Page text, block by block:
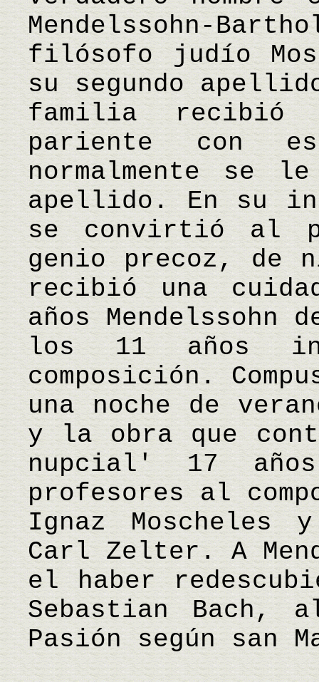
Mendelssohn-
filósofo judío
su segundo
familia recibió
pariente con
normalmente se
apellido. En su
se convirtió al
genio precoz, de
recibió una
años Mendelssohn
los 11 años
composición.
una noche de
y la obra que
nupcial' 17 años
profesores al
Ignaz Moscheles
Carl Zelter. A
el haber
Sebastian Bach,
Pasión según san